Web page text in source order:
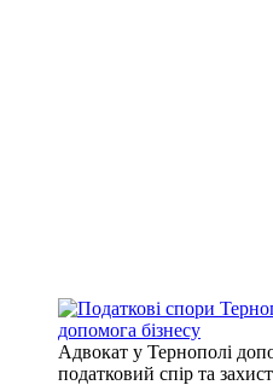
Адвокат у Тернополі
податковий спір та